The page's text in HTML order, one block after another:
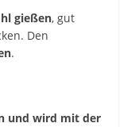
gießen,gut
Den
.
undwird mitder